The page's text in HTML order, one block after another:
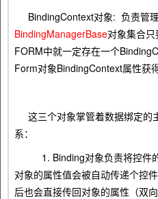
BindingContext对象: 负责管
BindingManagerBase对象集合
FORM中就一定存在一个
Form对象BindingContext属性获
这三个对象掌管着数据绑定的
系：
1. Binding对象负责将控件的
对象的属性值会被自动传递个控
后也会直接传回对象的属性（双向